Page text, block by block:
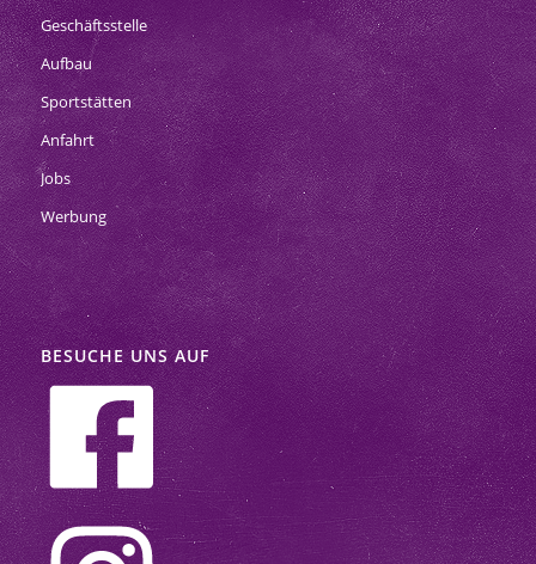
Geschäftsstelle
Aufbau
Sportstätten
Anfahrt
Jobs
Werbung
BESUCHE UNS AUF